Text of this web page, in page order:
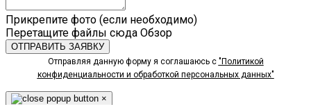
Прикрепите фото (если необходимо)
Перетащите файлы сюда Обзор
ОТПРАВИТЬ ЗАЯВКУ
Отправляя данную форму я соглашаюсь с "Политикой
конфиденциальности и обработкой персональных данных"
×